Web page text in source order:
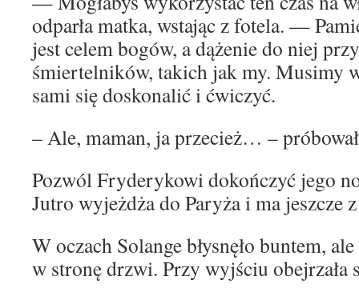
odparła matka, wstając z fotela. —
jest celem bogów, a dążenie do niej
śmiertelników, takich jak my. Musimy
sami się doskonalić i ćwiczyć.
– Ale, maman, ja przecież… –
Pozwól Fryderykowi dokończyć jego
Jutro wyjeżdża do Paryża i ma jeszcze
W oczach Solange błysnęło buntem,
w stronę drzwi. Przy wyjściu obejrzała